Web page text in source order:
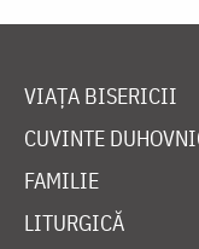
VIAȚA BISERICII
CUVINTE
FAMILIE
LITURGICĂ